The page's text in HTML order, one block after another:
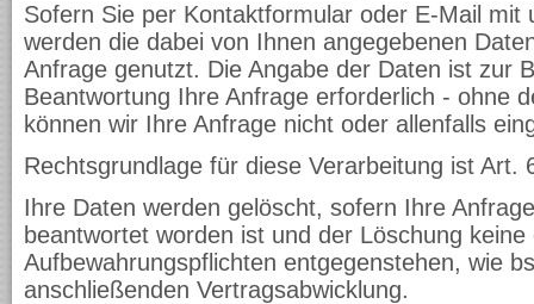
Sofern Sie per Kontaktformular oder E-Mail mit
werden die dabei von Ihnen angegebenen
Anfrage genutzt. Die Angabe der Daten ist zur
Beantwortung Ihre Anfrage erforderlich - ohne
können wir Ihre Anfrage nicht oder allenfalls
Rechtsgrundlage für diese Verarbeitung ist Art.
Ihre Daten werden gelöscht, sofern Ihre
beantwortet worden ist und der Löschung keine
Aufbewahrungspflichten entgegenstehen, wie
anschließenden Vertragsabwicklung.